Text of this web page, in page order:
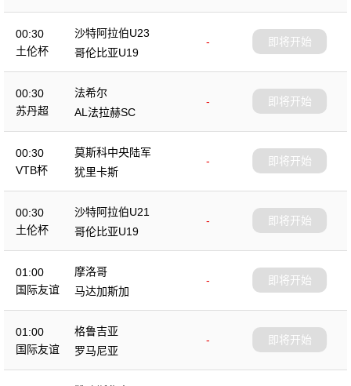
00:30
土伦杯
沙特阿拉伯U23
-
哥伦比亚U19
即将开始
00:30
苏丹超
法希尔
-
AL法拉赫SC
即将开始
00:30
VTB杯
莫斯科中央陆军
-
犹里卡斯
即将开始
00:30
土伦杯
沙特阿拉伯U21
-
哥伦比亚U19
即将开始
01:00
国际友谊
摩洛哥
-
马达加斯加
即将开始
01:00
国际友谊
格鲁吉亚
-
罗马尼亚
即将开始